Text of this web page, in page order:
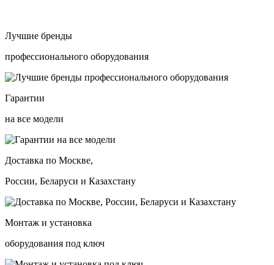
Лучшие бренды
профессионального оборудования
Гарантии
на все модели
Доставка по Москве,
России, Беларуси и Казахстану
Монтаж и установка
оборудования под ключ